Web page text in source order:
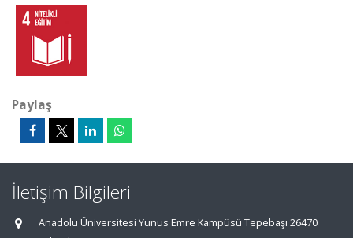
Paylaş
İletişim Bilgileri
Anadolu Üniversitesi Yunus Emre Kampüsü Tepebaşı 26470